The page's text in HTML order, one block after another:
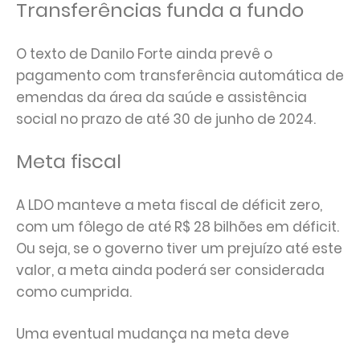
Transferências funda a fundo
O texto de Danilo Forte ainda prevê o
pagamento com transferência automática de
emendas da área da saúde e assistência
social no prazo de até 30 de junho de 2024.
Meta fiscal
A LDO manteve a meta fiscal de déficit zero,
com um fôlego de até R$ 28 bilhões em déficit.
Ou seja, se o governo tiver um prejuízo até este
valor, a meta ainda poderá ser considerada
como cumprida.
Uma eventual mudança na meta deve